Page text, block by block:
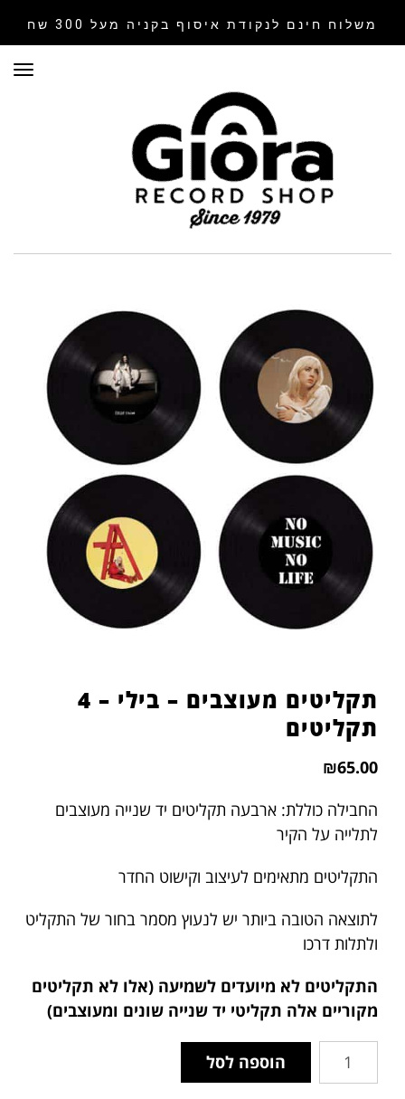
משלוח חינם לנקודת איסוף בקניה מעל 300 שח
תקליטים מעוצבים – בילי – 4
תקליטים
₪65.00
החבילה כוללת: ארבעה תקליטים יד שנייה מעוצבים
לתלייה על הקיר
התקליטים מתאימים לעיצוב וקישוט החדר
לתוצאה הטובה ביותר יש לנעוץ מסמר בחור של התקליט
ולתלות דרכו
התקליטים לא מיועדים לשמיעה (אלו לא תקליטים
מקוריים אלה תקליטי יד שנייה שונים ומעוצבים)
הוספה לסל